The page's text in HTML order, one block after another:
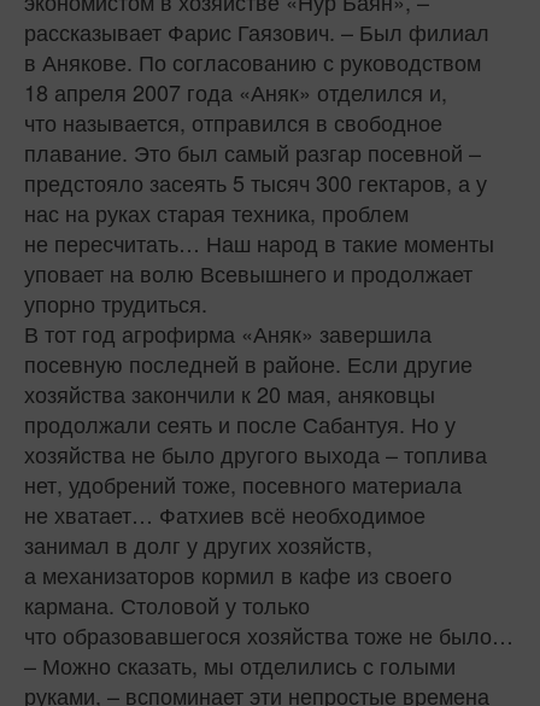
рассказывает Фарис Гаязович. – Был филиал
в Анякове. По согласованию с руководством
18 апреля 2007 года «Аняк» отделился и,
что называется, отправился в свободное
плавание. Это был самый разгар посевной –
предстояло засеять 5 тысяч 300 гектаров, а у
нас на руках старая техника, проблем
не пересчитать… Наш народ в такие моменты
уповает на волю Всевышнего и продолжает
упорно трудиться.
В тот год агрофирма «Аняк» завершила
посевную последней в районе. Если другие
хозяйства закончили к 20 мая, аняковцы
продолжали сеять и после Сабантуя. Но у
хозяйства не было другого выхода – топлива
нет, удобрений тоже, посевного материала
не хватает… Фатхиев всё необходимое
занимал в долг у других хозяйств,
а механизаторов кормил в кафе из своего
кармана. Столовой у только
что образовавшегося хозяйства тоже не было…
– Можно сказать, мы отделились с голыми
руками, – вспоминает эти непростые времена